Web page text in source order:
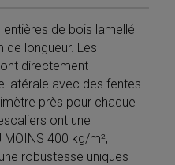
de bois lamellé
de longueur. Les
directement
latérale avec des fentes
près pour chaque
ont une
MOINS 400 kg/m²,
robustesse uniques
Google